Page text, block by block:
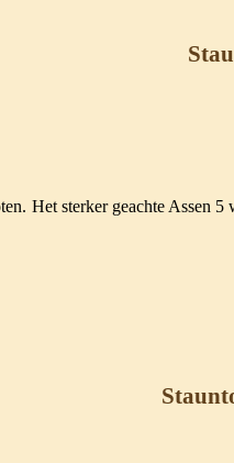
Het sterker geachte Assen